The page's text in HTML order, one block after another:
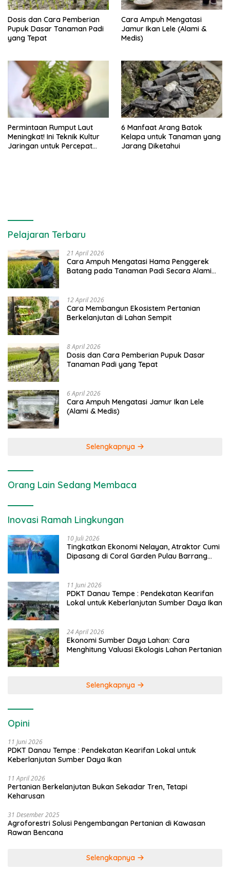
Dosis dan Cara Pemberian
Pupuk Dasar Tanaman Padi
yang Tepat
Cara Ampuh Mengatasi
Jamur Ikan Lele (Alami &
Medis)
Permintaan Rumput Laut
Meningkat! Ini Teknik Kultur
Jaringan untuk Percepat
6 Manfaat Arang Batok
Kelapa untuk Tanaman yang
Jarang Diketahui
Pelajaran Terbaru
21 April 2026
Cara Ampuh Mengatasi Hama Penggerek
Batang pada Tanaman Padi Secara Alami
12 April 2026
Cara Membangun Ekosistem Pertanian
Berkelanjutan di Lahan Sempit
8 April 2026
Dosis dan Cara Pemberian Pupuk Dasar
Tanaman Padi yang Tepat
6 April 2026
Cara Ampuh Mengatasi Jamur Ikan Lele
(Alami & Medis)
Selengkapnya
Orang Lain Sedang Membaca
Inovasi Ramah Lingkungan
10 Juli 2026
Tingkatkan Ekonomi Nelayan, Atraktor Cumi
Dipasang di Coral Garden Pulau Barrang
11 Juni 2026
PDKT Danau Tempe : Pendekatan Kearifan
Lokal untuk Keberlanjutan Sumber Daya Ikan
24 April 2026
Ekonomi Sumber Daya Lahan: Cara
Menghitung Valuasi Ekologis Lahan Pertanian
Selengkapnya
Opini
11 Juni 2026
PDKT Danau Tempe : Pendekatan Kearifan Lokal untuk
Keberlanjutan Sumber Daya Ikan
11 April 2026
Pertanian Berkelanjutan Bukan Sekadar Tren, Tetapi
Keharusan
31 Desember 2025
Agroforestri Solusi Pengembangan Pertanian di Kawasan
Rawan Bencana
Selengkapnya